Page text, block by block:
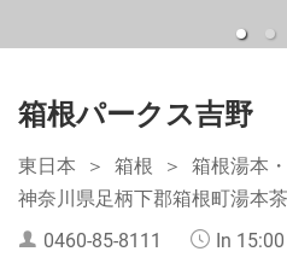
箱根パークス吉野
東日本 箱根
箱根湯本
神奈川県足柄下郡箱根町湯本
0460-85-8111
In